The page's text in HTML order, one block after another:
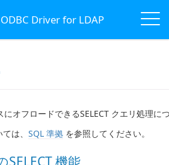
ODBC Driver for LDAP
オフロードできるSELECT クエリ処理に
は、 SQL 準拠 を参照してください。
機能